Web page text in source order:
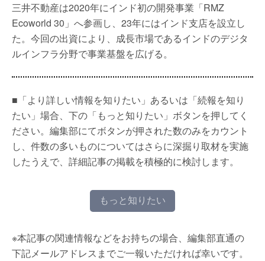
三井不動産は2020年にインド初の開発事業「RMZ
Ecoworld 30」へ参画し、23年にはインド支店を設立し
た。今回の出資により、成長市場であるインドのデジタ
ルインフラ分野で事業基盤を広げる。
■「より詳しい情報を知りたい」あるいは「続報を知り
たい」場合、下の「もっと知りたい」ボタンを押してく
ださい。編集部にてボタンが押された数のみをカウント
し、件数の多いものについてはさらに深掘り取材を実施
したうえで、詳細記事の掲載を積極的に検討します。
もっと知りたい
※本記事の関連情報などをお持ちの場合、編集部直通の
下記メールアドレスまでご一報いただければ幸いです。